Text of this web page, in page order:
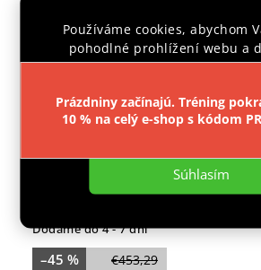
Používáme cookies, abychom
pohodlné prohlížení webu a
provozu webu neustále
Nastavenie
Súhlasím
Prázdniny začínajú. Tréning
10 % na celý e-shop s kódom
KATANA DAMASCUS S BOHATÝM
Dodáme do 4 - 7 dní
€453,29
–45 %